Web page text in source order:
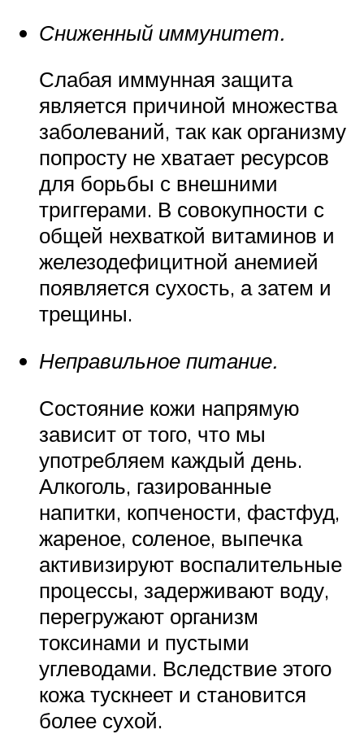
Сниженный иммунитет.
Слабая иммунная защита
является причиной множества
заболеваний, так как организму
попросту не хватает ресурсов
для борьбы с внешними
триггерами. В совокупности с
общей нехваткой витаминов и
железодефицитной анемией
появляется сухость, а затем и
трещины.
Неправильное питание.
Состояние кожи напрямую
зависит от того, что мы
употребляем каждый день.
Алкоголь, газированные
напитки, копчености, фастфуд,
жареное, соленое, выпечка
активизируют воспалительные
процессы, задерживают воду,
перегружают организм
токсинами и пустыми
углеводами. Вследствие этого
кожа тускнеет и становится
более сухой.